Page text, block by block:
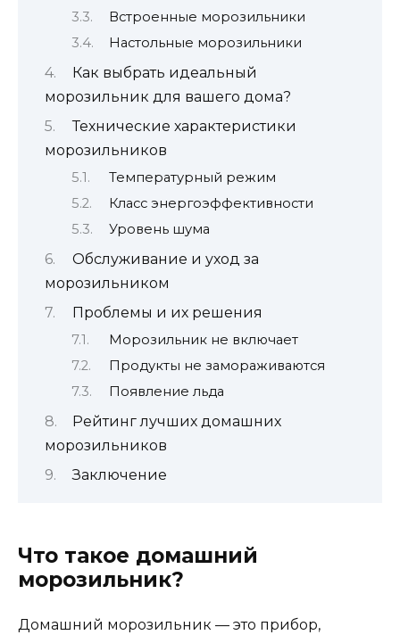
Встроенные морозильники
Настольные морозильники
Как выбрать идеальный
морозильник для вашего дома?
Технические характеристики
морозильников
Температурный режим
Класс энергоэффективности
Уровень шума
Обслуживание и уход за
морозильником
Проблемы и их решения
Морозильник не включает
Продукты не замораживаются
Появление льда
Рейтинг лучших домашних
морозильников
Заключение
Что такое домашний
морозильник?
Домашний морозильник — это прибор,